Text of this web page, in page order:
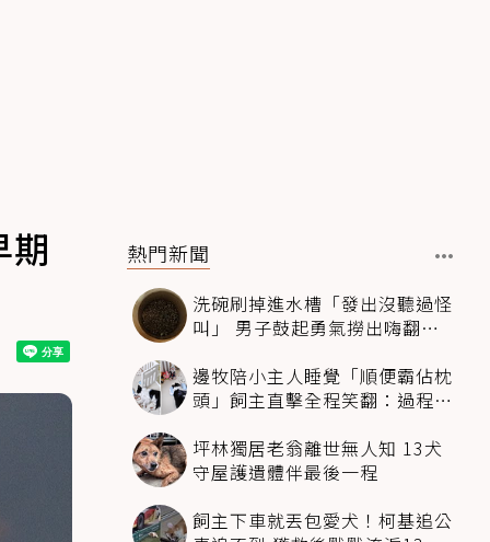
期
熱門新聞
洗碗刷掉進水槽「發出沒聽過怪
叫」 男子鼓起勇氣撈出嗨翻：
邊牧陪小主人睡覺「順便霸佔枕
頭」飼主直擊全程笑翻：過程絲
坪林獨居老翁離世無人知 13犬
守屋護遺體伴最後一程
飼主下車就丟包愛犬！柯基追公